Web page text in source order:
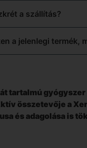
a szállítás?
a jelenlegi termék,
tartalmú gyógyszer
összetevője a
és adagolása is